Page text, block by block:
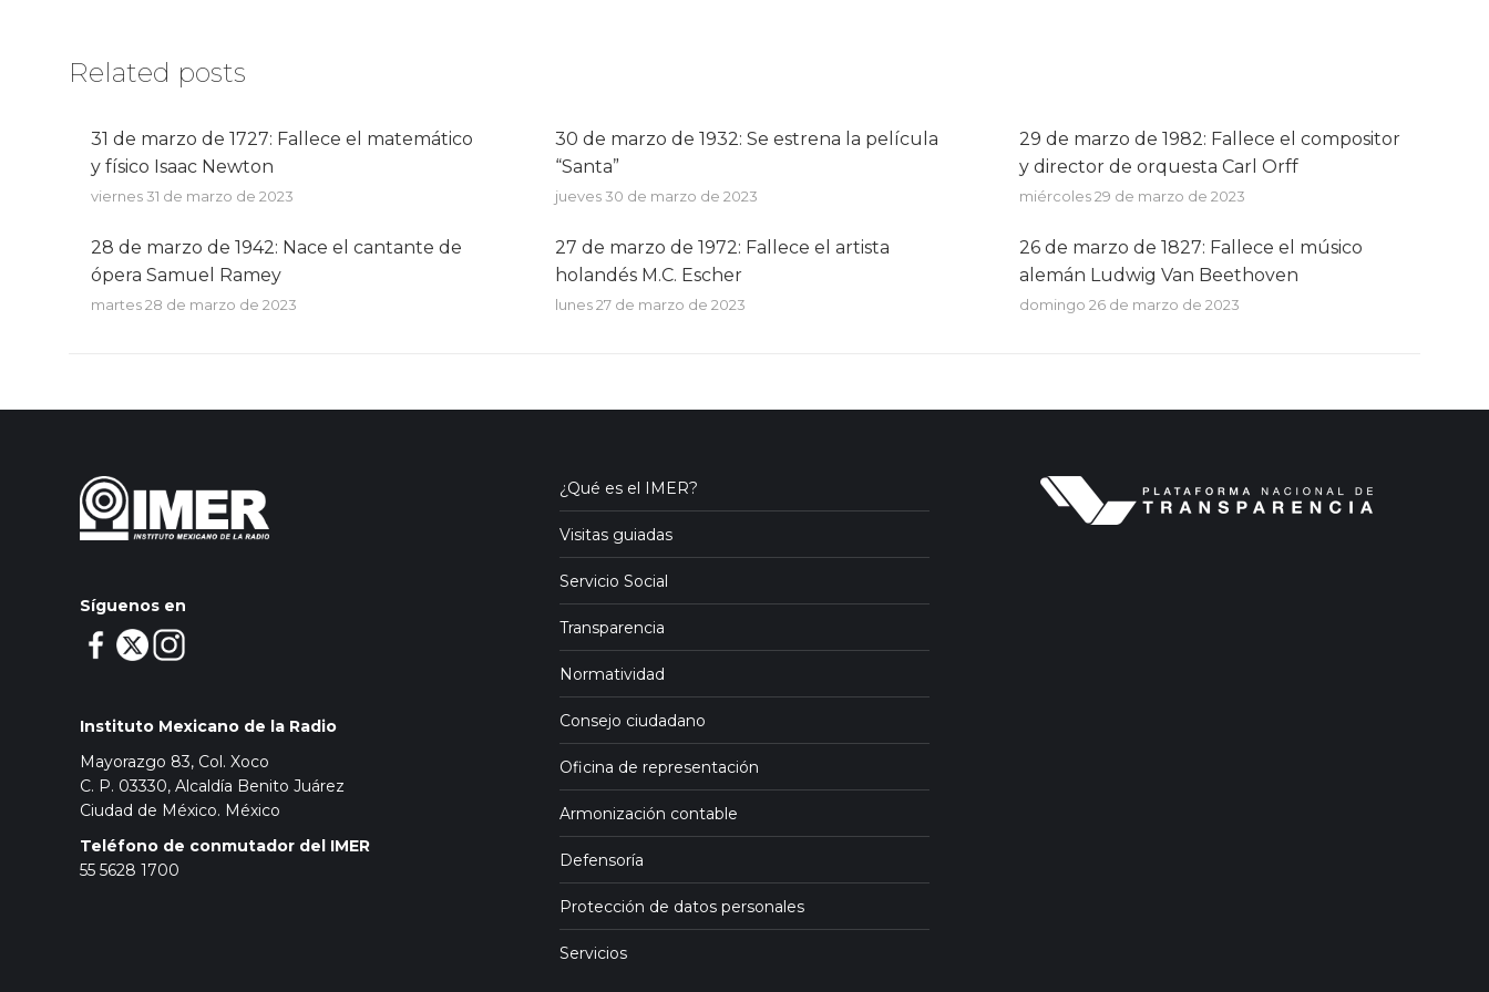
Related posts
31 de marzo de 1727: Fallece el matemático
y físico Isaac Newton
viernes 31 de marzo de 2023
30 de marzo de 1932: Se estrena la película
“Santa”
jueves 30 de marzo de 2023
29 de marzo de 1982: Fallece el compositor
y director de orquesta Carl Orff
miércoles 29 de marzo de 2023
28 de marzo de 1942: Nace el cantante de
ópera Samuel Ramey
martes 28 de marzo de 2023
27 de marzo de 1972: Fallece el artista
holandés M.C. Escher
lunes 27 de marzo de 2023
26 de marzo de 1827: Fallece el músico
alemán Ludwig Van Beethoven
domingo 26 de marzo de 2023
Síguenos en
Instituto Mexicano de la Radio
Mayorazgo 83, Col. Xoco
C. P. 03330, Alcaldía Benito Juárez
Ciudad de México. México
Teléfono de conmutador del IMER
55 5628 1700
¿Qué es el IMER?
Visitas guiadas
Servicio Social
Transparencia
Normatividad
Consejo ciudadano
Oficina de representación
Armonización contable
Defensoría
Protección de datos personales
Servicios